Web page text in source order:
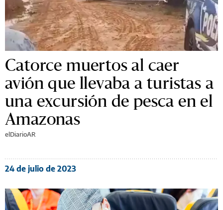
Catorce muertos al caer
avión que llevaba a turistas a
una excursión de pesca en el
Amazonas
elDiarioAR
24 de julio de 2023